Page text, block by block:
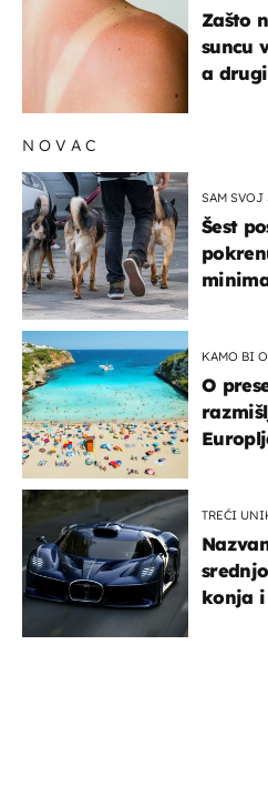
Zašto
suncu
a
NOVAC
SAM SVOJ
Šest
KAMO BI
O
TREĆI
konja i